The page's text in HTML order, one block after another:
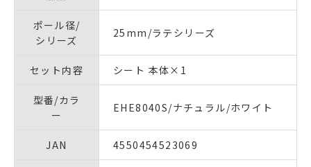
ポール径/
シリーズ
25mm/ラテシリーズ
セット内容 シート 本体×1
型番/カラ
ー
EHE8040S/ナチュラル/ホワイト
JAN 4550454523069